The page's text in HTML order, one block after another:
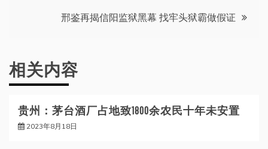
邢鉴再揭信阳监狱黑幕 找牢头狱霸做假证
相关内容
贵州：茅台酒厂占地致1800余农民十年未安置
2023年8月18日